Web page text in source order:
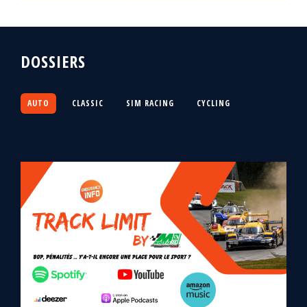
DOSSIERS
AUTO CLASSIC SIM RACING CYCLING